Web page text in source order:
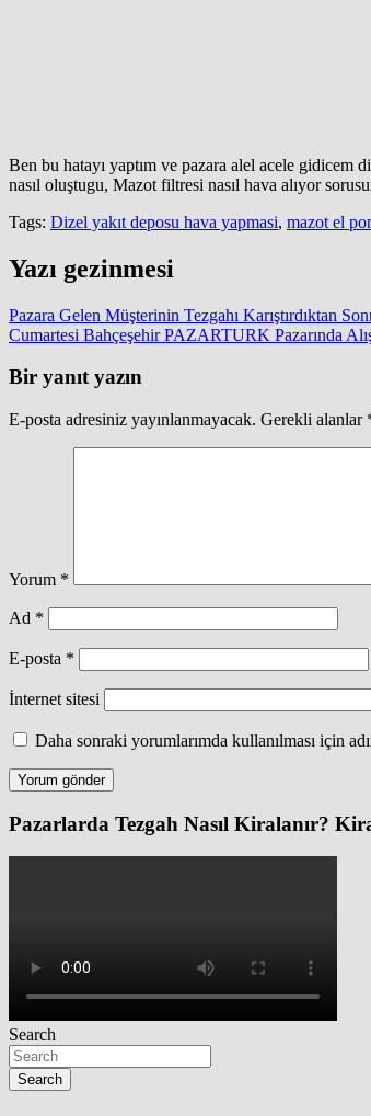
Ben bu hatayı yaptım ve pazara alel acele gidicem
nasıl oluştugu, Mazot filtresi nasıl hava alıyor
Tags: Dizel yakıt deposu hava yapmasi, mazot el
Yazı gezinmesi
Pazara Gelen Müşterinin Tezgahı Karıştırdıktan
Cumartesi Bahçeşehir PAZARTURK Pazarında
Bir yanıt yazın
E-posta adresiniz yayınlanmayacak. Gerekli alanlar
Yorum *
Ad *
E-posta *
İnternet sitesi
Daha sonraki yorumlarımda kullanılması için
Pazarlarda Tezgah Nasıl Kiralanır?
Search
Search